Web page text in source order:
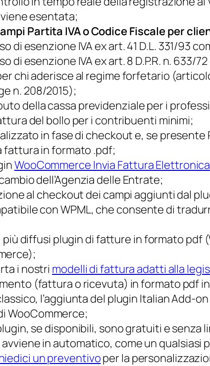
viene esentata;
Partita IVA o Codice Fiscale per
di esenzione IVA ex art. 41 D.L. 331/93
di esenzione IVA ex art. 8 D.P.R. n. 633/
chi aderisce al regime forfetario
n. 208/2015);
della cassa previdenziale per i
del bollo per i contribuenti minimi;
in fase di checkout e, se presente
in formato .pdf;
WooCommerce Invia Fattura Elettronica
dell’Agenzia delle Entrate;
al checkout dei campi aggiunti dal
con WPML, che consente di
diffusi plugin di fatture in formato pdf
i nostri modelli di fattura adatti alla
(fattura o ricevuta) in formato pdf
l’aggiunta del plugin Italian Add-
WooCommerce;
se disponibili, sono gratuiti e senza
in automatico, come un qualsiasi
un preventivoper la